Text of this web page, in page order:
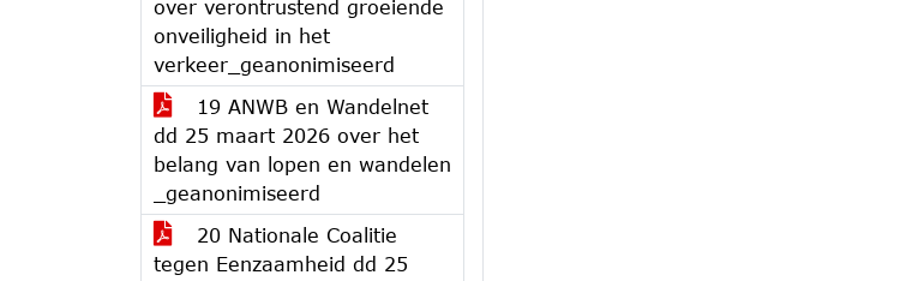
over verontrustend groeiende
onveiligheid in het
verkeer_geanonimiseerd
19 ANWB en Wandelnet
dd 25 maart 2026 over het
belang van lopen en wandelen
_geanonimiseerd
20 Nationale Coalitie
tegen Eenzaamheid dd 25